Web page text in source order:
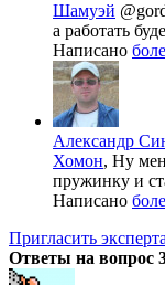
Шамуэй
а работать
Написано
Александр
Хомон, Ну
пружинку и
Написано
Пригласить эксперта
Ответы на вопрос